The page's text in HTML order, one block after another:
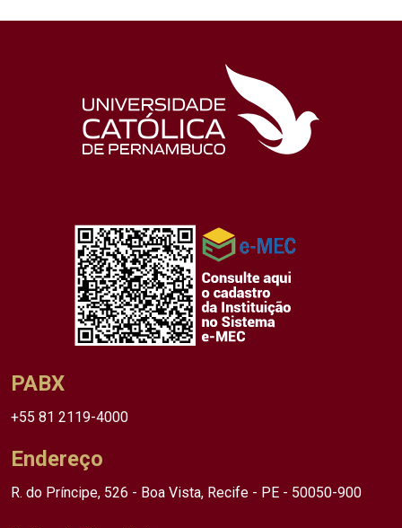
PABX
+55 81 2119-4000
Endereço
R. do Príncipe, 526 - Boa Vista, Recife - PE - 50050-900